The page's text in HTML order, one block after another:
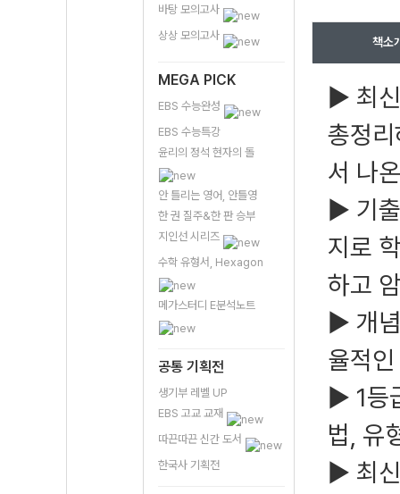
바탕 모의고사
상상 모의고사
MEGA PICK
EBS 수능완성
EBS 수능특강
윤리의 정석 현자의 돌
안 틀리는 영어, 안틀영
한 권 질주&한 판 승부
지인선 시리즈
수학 유형서, Hexagon
메가스터디 E분석노트
공통 기획전
생기부 레벨 UP
EBS 고교 교재
따끈따끈 신간 도서
한국사 기획전
책소
▶ 최
총정
서 나
▶ 기
지로
하고
▶ 개
율적
▶ 1등
법, 유
▶ 최